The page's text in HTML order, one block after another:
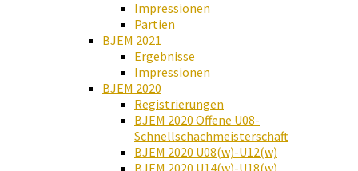
Impressionen
Partien
BJEM 2021
Ergebnisse
Impressionen
BJEM 2020
Registrierungen
BJEM 2020 Offene U08-
Schnellschachmeisterschaft
BJEM 2020 U08(w)-U12(w)
BJEM 2020 U14(w)-U18(w)